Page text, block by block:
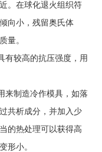
。在球化退火组织符
向小，残留奥氏体
量。
有较高的抗压强度，用
来制造冷作模具，如落
共析成分，并加入少
的热处理可以获得高
形小。